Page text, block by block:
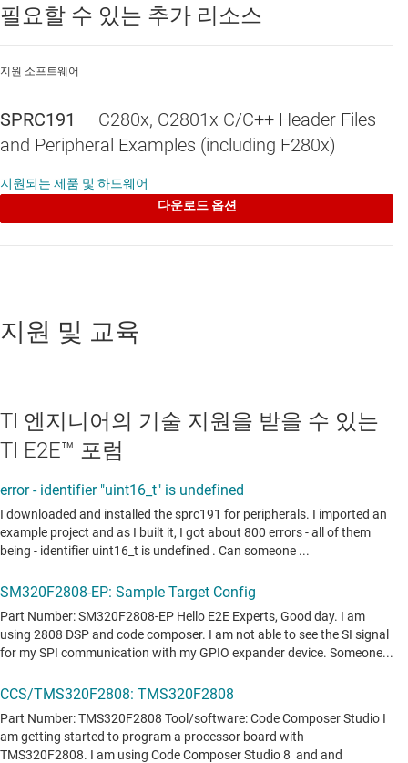
필요할 수 있는 추가 리소스
지원 소프트웨어
SPRC191 — C280x, C2801x C/C++ Header Files
and Peripheral Examples (including F280x)
지원되는 제품 및 하드웨어
다운로드 옵션
지원 및 교육
TI 엔지니어의 기술 지원을 받을 수 있는
TI E2E™ 포럼